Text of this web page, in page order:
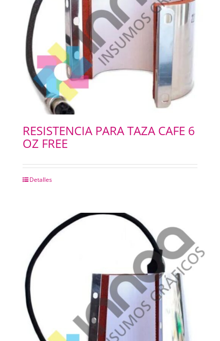
RESISTENCIA PARA TAZA CAFE 6
OZ FREE
Detalles